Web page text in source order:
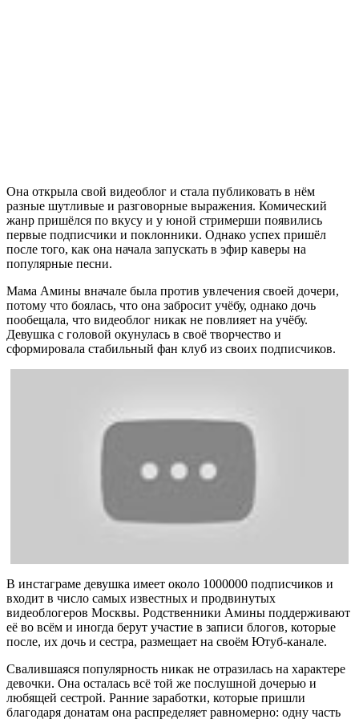
Она открыла свой видеоблог и стала публиковать в нём
разные шутливые и разговорные выражения. Комический
жанр пришёлся по вкусу и у юной стримерши появились
первые подписчики и поклонники. Однако успех пришёл
после того, как она начала запускать в эфир каверы на
популярные песни.
Мама Амины вначале была против увлечения своей дочери,
потому что боялась, что она забросит учёбу, однако дочь
пообещала, что видеоблог никак не повлияет на учёбу.
Девушка с головой окунулась в своё творчество и
сформировала стабильный фан клуб из своих подписчиков.
В инстаграме девушка имеет около 1000000 подписчиков и
входит в число самых известных и продвинутых
видеоблогеров Москвы. Родственники Амины поддерживают
её во всём и иногда берут участие в записи блогов, которые
после, их дочь и сестра, размещает на своём Ютуб-канале.
Свалившаяся популярность никак не отразилась на характере
девочки. Она осталась всё той же послушной дочерью и
любящей сестрой. Ранние заработки, которые пришли
благодаря донатам она распределяет равномерно: одну часть